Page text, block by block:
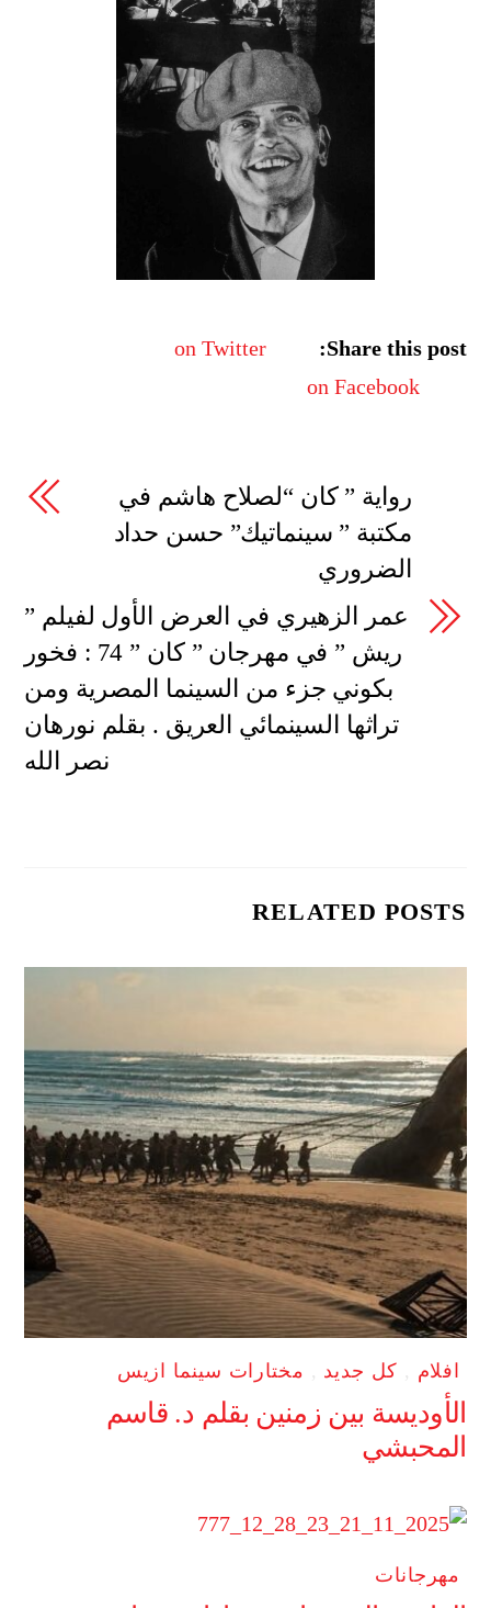
Share this post:
on Twitter
on Facebook
رواية ” كان “لصلاح هاشم في
مكتبة ” سينماتيك” حسن حداد
الضروري
عمر الزهيري في العرض الأول لفيلم ”
ريش ” في مهرجان ” كان ” 74 : فخور
بكوني جزء من السينما المصرية ومن
تراثها السينمائي العريق . بقلم نورهان
نصر الله
RELATED POSTS
افلام كل جديد مختارات سينما ازيس
الأوديسة بين زمنين بقلم د. قاسم
المحبشي
مهرجانات